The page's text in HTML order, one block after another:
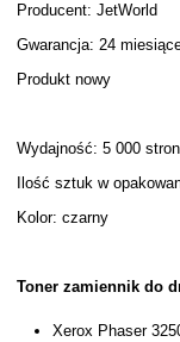
Producent: JetWorld
Gwarancja: 24
Produkt nowy
Wydajność: 5 000
Ilość sztuk w
Kolor: czarny
Toner zamiennik do
Xerox Phaser